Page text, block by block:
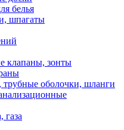
белья
шпагаты
клапаны, зонты
оболочки, шланги
газа